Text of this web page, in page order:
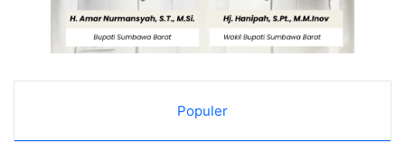
Populer